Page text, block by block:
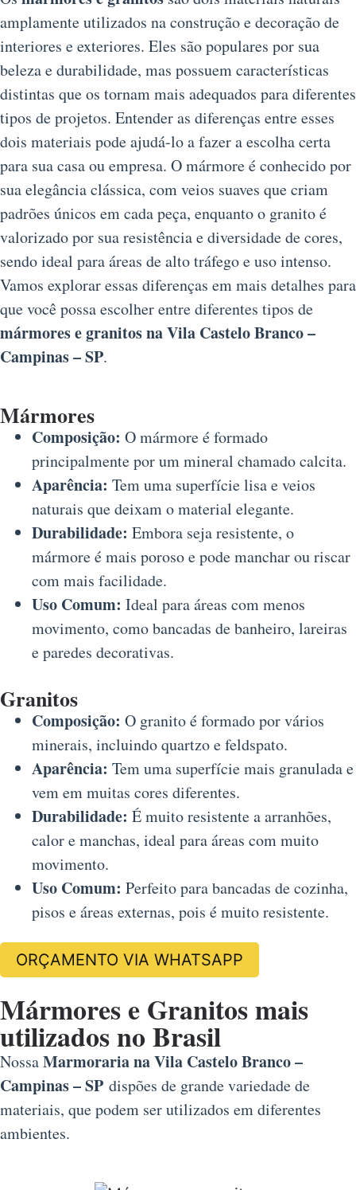
amplamente utilizados na construção e decoração de
interiores e exteriores. Eles são populares por sua
beleza e durabilidade, mas possuem características
distintas que os tornam mais adequados para diferentes
tipos de projetos. Entender as diferenças entre esses
dois materiais pode ajudá-lo a fazer a escolha certa
para sua casa ou empresa. O mármore é conhecido por
sua elegância clássica, com veios suaves que criam
padrões únicos em cada peça, enquanto o granito é
valorizado por sua resistência e diversidade de cores,
sendo ideal para áreas de alto tráfego e uso intenso.
Vamos explorar essas diferenças em mais detalhes para
que você possa escolher entre diferentes tipos de
mármores e granitos na Vila Castelo Branco –
Campinas – SP.
Mármores
Composição: O mármore é formado
principalmente por um mineral chamado calcita.
Aparência: Tem uma superfície lisa e veios
naturais que deixam o material elegante.
Durabilidade: Embora seja resistente, o
mármore é mais poroso e pode manchar ou riscar
com mais facilidade.
Uso Comum: Ideal para áreas com menos
movimento, como bancadas de banheiro, lareiras
e paredes decorativas.
Granitos
Composição: O granito é formado por vários
minerais, incluindo quartzo e feldspato.
Aparência: Tem uma superfície mais granulada e
vem em muitas cores diferentes.
Durabilidade: É muito resistente a arranhões,
calor e manchas, ideal para áreas com muito
movimento.
Uso Comum: Perfeito para bancadas de cozinha,
pisos e áreas externas, pois é muito resistente.
ORÇAMENTO VIA WHATSAPP
Mármores e Granitos mais
utilizados no Brasil
NossaMarmoraria na Vila Castelo Branco –
Campinas – SP dispões de grande variedade de
materiais, que podem ser utilizados em diferentes
ambientes.